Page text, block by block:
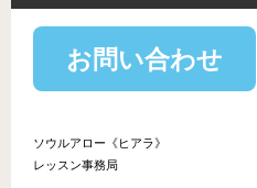
お問い合わせ
ソウルアロー《ヒアラ》
レッスン事務局